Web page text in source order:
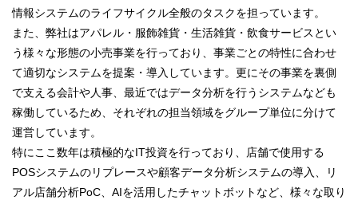
情報システムのライフサイクル全般のタスクを担っています。
また、弊社はアパレル・服飾雑貨・生活雑貨・飲食サービスとい
う様々な形態の小売事業を行っており、事業ごとの特性に合わせ
て適切なシステムを提案・導入しています。更にその事業を裏側
で支える会計や人事、最近ではデータ分析を行うシステムなども
稼働しているため、それぞれの担当領域をグループ単位に分けて
運営しています。
特にここ数年は積極的なIT投資を行っており、店舗で使用する
POSシステムのリプレースや顧客データ分析システムの導入、リ
アル店舗分析PoC、AIを活用したチャットボットなど、様々な取り